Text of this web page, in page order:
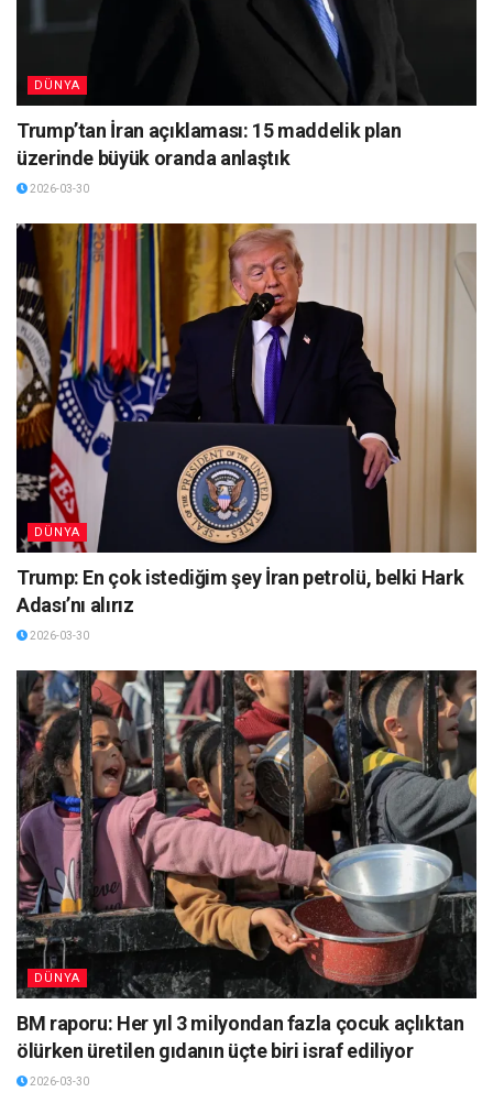
DÜNYA
Trump’tan İran açıklaması: 15 maddelik plan
üzerinde büyük oranda anlaştık
2026-03-30
DÜNYA
Trump: En çok istediğim şey İran petrolü, belki Hark
Adası’nı alırız
2026-03-30
DÜNYA
BM raporu: Her yıl 3 milyondan fazla çocuk açlıktan
ölürken üretilen gıdanın üçte biri israf ediliyor
2026-03-30